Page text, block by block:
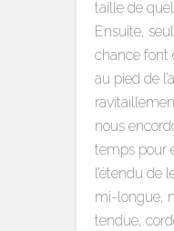
taille de
Ensuite,
chance font
au pied de
nous
temps pour
l’étendu de
mi-longue,
tendue,